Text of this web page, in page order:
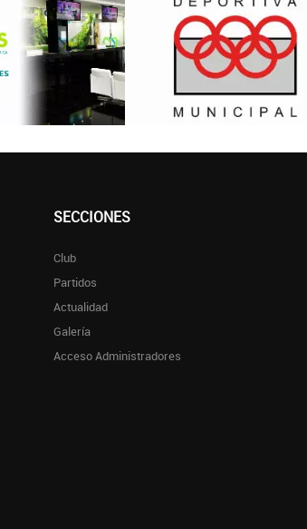
SECCIONES
Club
Partidos
Actualidad
Galería
Acceso Administradores